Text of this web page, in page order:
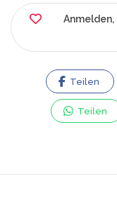
Teilen
Teilen